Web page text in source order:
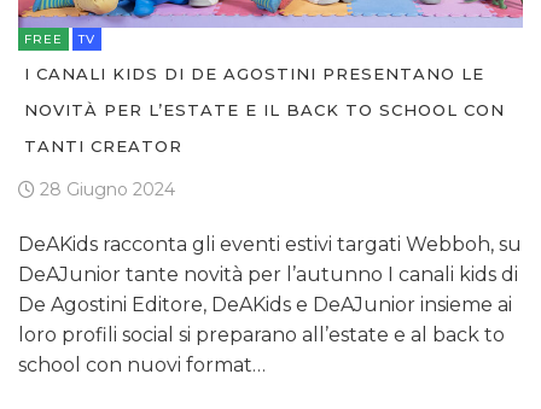
FREE TV
I CANALI KIDS DI DE AGOSTINI PRESENTANO LE
NOVITÀ PER L’ESTATE E IL BACK TO SCHOOL CON
TANTI CREATOR
28 Giugno 2024
DeAKids racconta gli eventi estivi targati Webboh, su
DeAJunior tante novità per l’autunno I canali kids di
De Agostini Editore, DeAKids e DeAJunior insieme ai
loro profili social si preparano all’estate e al back to
school con nuovi format…